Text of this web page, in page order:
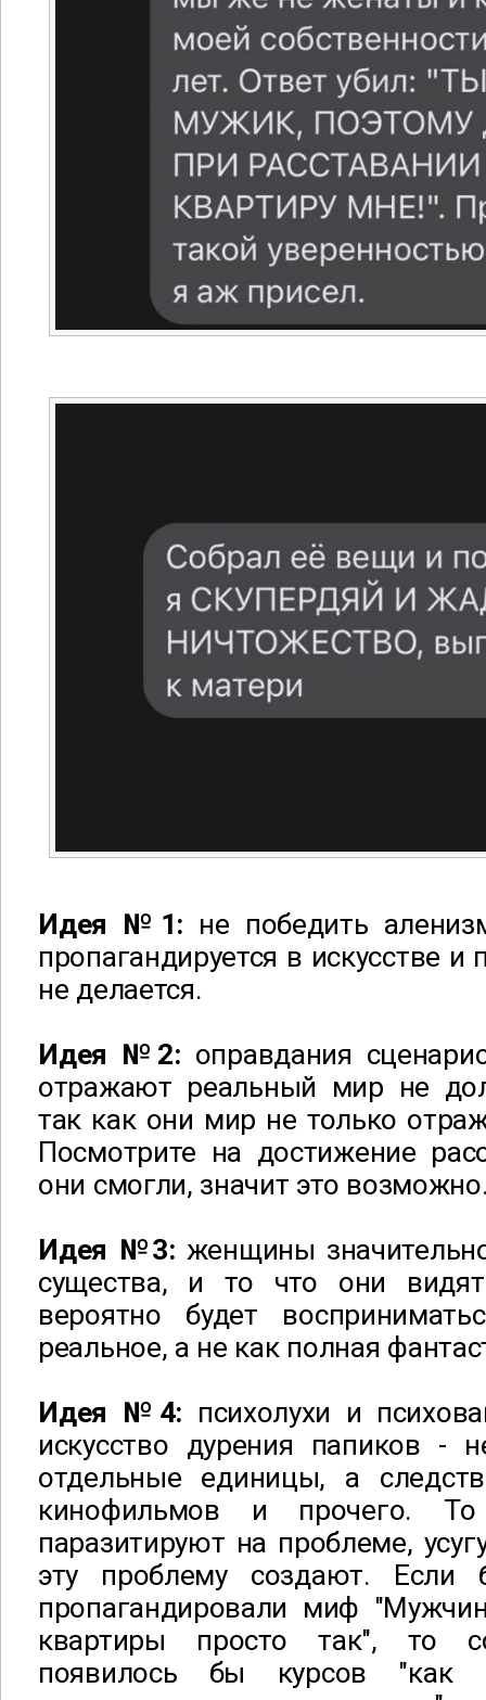
Идея №1: не победить
пропагандируется в искусстве и
не делается.
Идея №2: оправдания
отражают реальный мир не
так как они мир не только
Посмотрите на достижение
они смогли, значит это
Идея №3: женщины
существа, и то что они
вероятно будет
реальное, а не как полная
Идея №4: психолухи и
искусство дурения папиков -
отдельные единицы, а
кинофильмов и прочего.
паразитируют на проблеме,
эту проблему создают. Если
пропагандировали миф
квартиры просто так", то
появилось бы курсов "как